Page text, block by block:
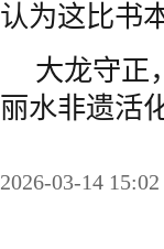
认为这比书
大龙守正
丽水非遗活
2026-03-14 15:02